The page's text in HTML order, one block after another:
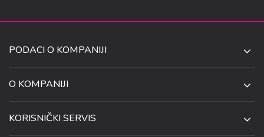
PODACI O KOMPANIJI
UL. ANETE ANDREJEVIĆ 13
NIŠ 18106, SRBIJA
O KOMPANIJI
KORISNIČKI SERVIS